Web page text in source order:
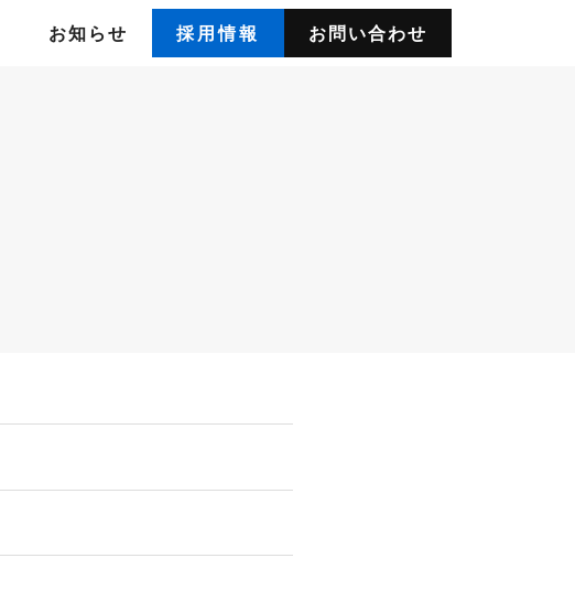
お知らせ 採用情報 お問い合わせ